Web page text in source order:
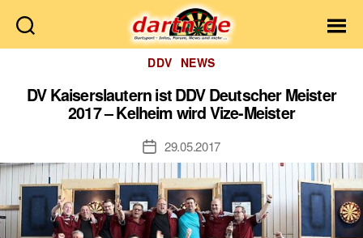
Dartn.de
Kategorien
DDV NEWS
DV Kaiserslautern ist DDV Deutscher Meister
2017 – Kelheim wird Vize-Meister
Veröffentlichungsdatum
29.05.2017